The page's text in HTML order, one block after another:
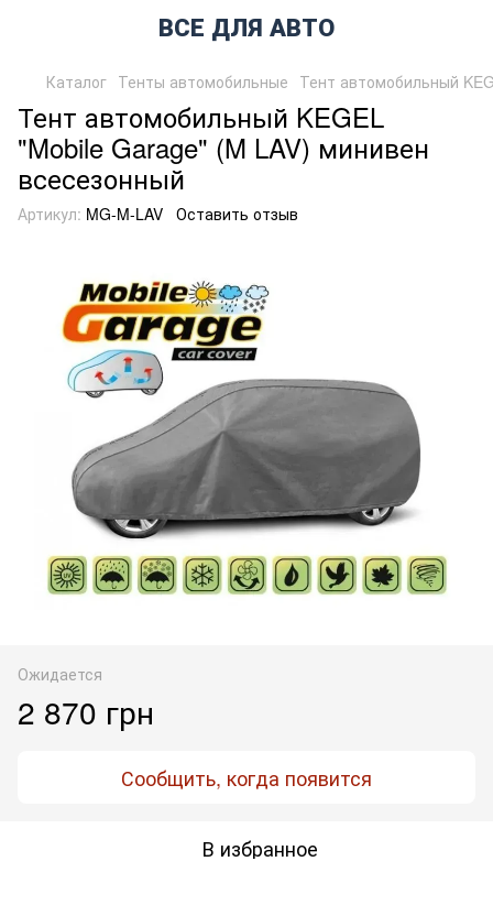
ВСЕ ДЛЯ АВТО
Каталог Тенты автомобильные Тент автомобильный
Тент автомобильный KEGEL
"Mobile Garage" (M LAV) минивен
всесезонный
Артикул: MG-M-LAV Оставить отзыв
Ожидается
2 870 грн
Сообщить, когда появится
В избранное